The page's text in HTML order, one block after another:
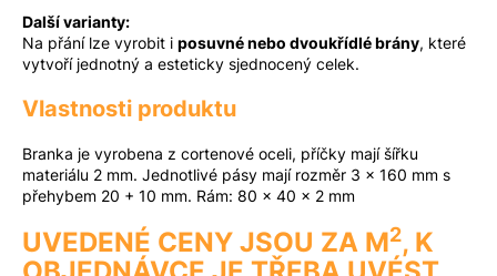
Další varianty:
Na přání lze vyrobit i posuvné nebo dvoukřídlé brány, které
vytvoří jednotný a esteticky sjednocený celek.
Vlastnosti produktu
Branka je vyrobena z cortenové oceli, příčky mají šířku
materiálu 2 mm. Jednotlivé pásy mají rozměr 3 × 160 mm s
přehybem 20 + 10 mm. Rám: 80 × 40 × 2 mm
UVEDENÉ CENY JSOU ZA M2, K